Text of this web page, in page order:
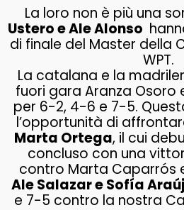
La loro non è più una
Ustero e Ale Alonso
di finale del Master della
WPT.
La catalana e la
fuori gara Aranza Osoro
per 6-2, 4-6 e 7-5.
l’opportunità di
Marta Ortega, il cui
concluso con una
contro Marta Caparrós
Ale Salazar e Sofía
e 7-5 contro la nostra